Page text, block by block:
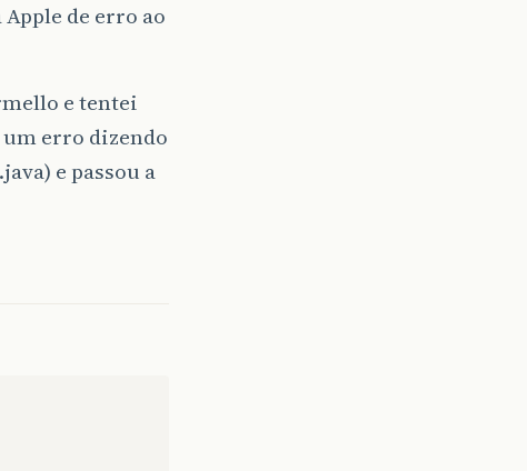
de erro ao
e tentei
erro dizendo
e passou a